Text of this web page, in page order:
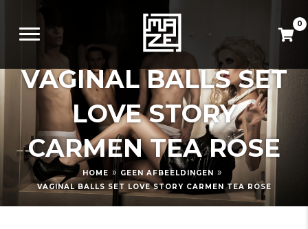
0
VAGINAL BALLS SET
LOVE STORY
CARMEN TEA ROSE
HOME » GEEN AFBEELDINGEN »
VAGINAL BALLS SET LOVE STORY CARMEN TEA ROSE